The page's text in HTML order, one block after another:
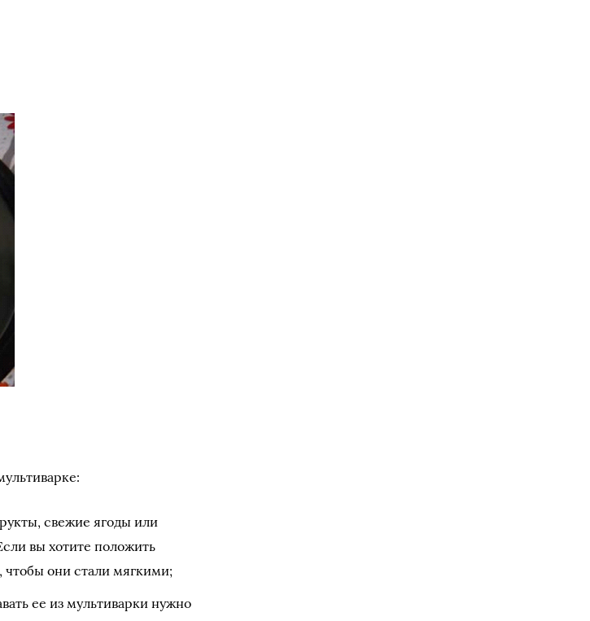
свежие ягоды или
вы хотите положить
чтобы они стали мягкими;
ее из мультиварки нужно